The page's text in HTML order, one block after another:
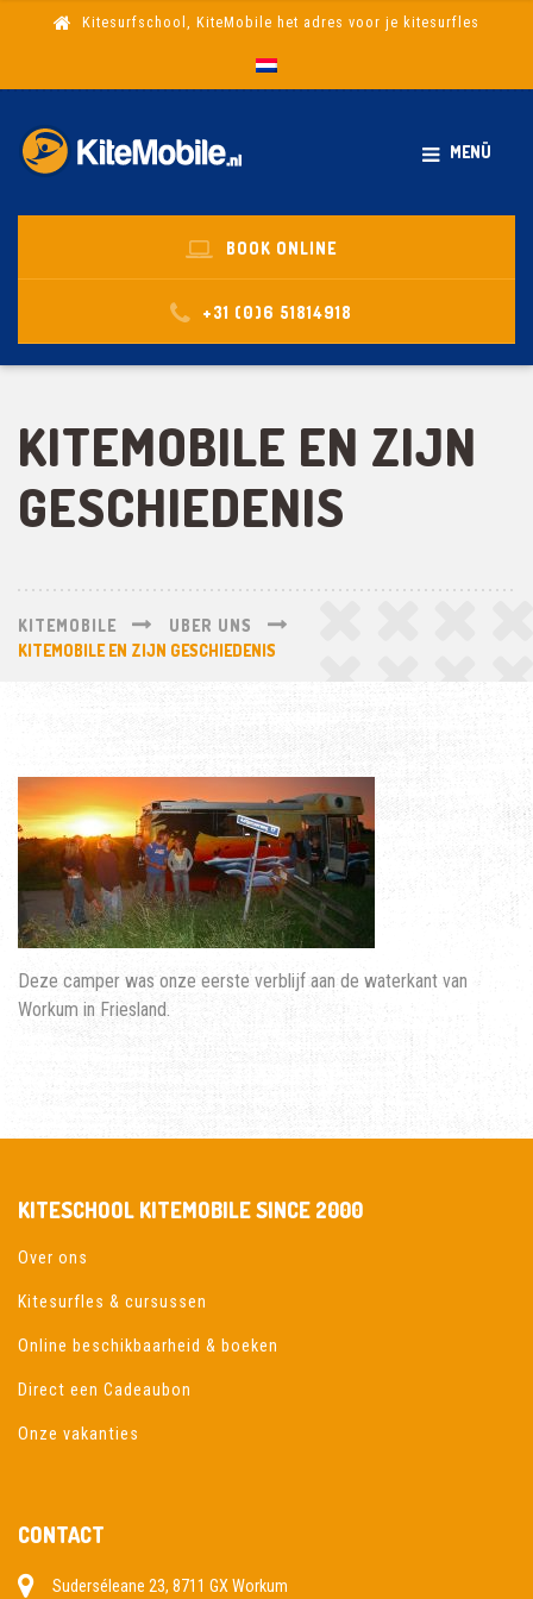
Kitesurfschool, KiteMobile het adres voor je kitesurfles
MENÜ
BOOK ONLINE
+31 (0)6 51814918
KITEMOBILE EN ZIJN
GESCHIEDENIS
KITEMOBILE
UBER UNS
KITEMOBILE EN ZIJN GESCHIEDENIS
Deze camper was onze eerste verblijf aan de waterkant van
Workum in Friesland.
KITESCHOOL KITEMOBILE SINCE 2000
Over ons
Kitesurfles & cursussen
Online beschikbaarheid & boeken
Direct een Cadeaubon
Onze vakanties
CONTACT
Suderséleane 23, 8711 GX Workum